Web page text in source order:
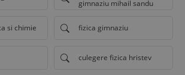
gimnaziu mihail sandu
si chimie fizica gimnaziu
culegere fizica hristev